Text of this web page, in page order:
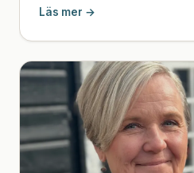
Läs mer →